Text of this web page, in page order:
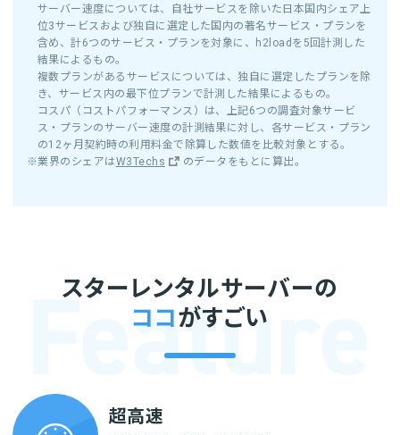
サーバー速度については、自社サービスを除いた日本国内シェア上
位3サービスおよび独自に選定した国内の著名サービス・プランを
含め、計6つのサービス・プランを対象に、h2loadを5回計測した
結果によるもの。
複数プランがあるサービスについては、独自に選定したプランを除
き、サービス内の最下位プランで計測した結果によるもの。
コスパ（コストパフォーマンス）は、上記6つの調査対象サービ
ス・プランのサーバー速度の計測結果に対し、各サービス・プラン
の12ヶ月契約時の利用料金で除算した数値を比較対象とする。
※業界のシェアはW3Techs のデータをもとに算出。
スターレンタルサーバーの
ココがすごい
超高速